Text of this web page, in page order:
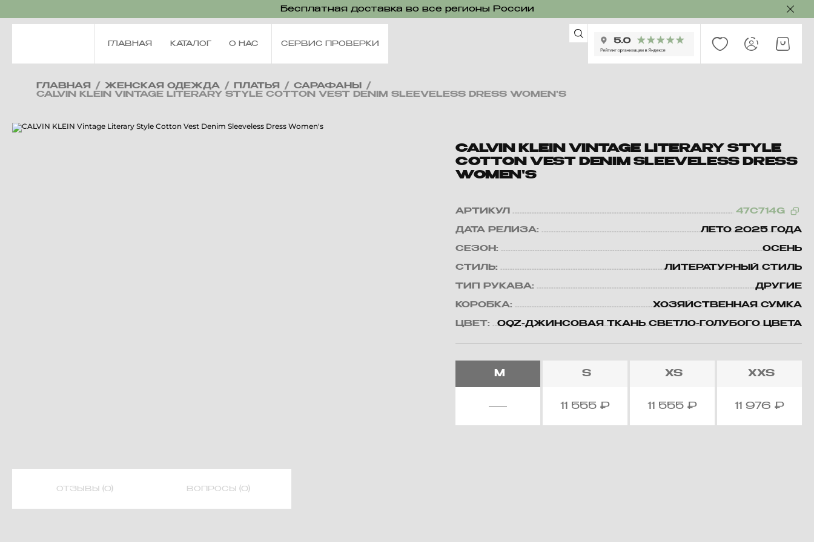
Бесплатная доставка во все регионы России
ГЛАВНАЯ КАТАЛОГ О НАС СЕРВИС ПРОВЕРКИ
ГЛАВНАЯ / ЖЕНСКАЯ ОДЕЖДА / ПЛАТЬЯ / САРАФАНЫ
/
CALVIN KLEIN VINTAGE LITERARY STYLE COTTON VEST DENIM SLEEVELESS DRESS WOMEN'S
CALVIN KLEIN VINTAGE LITERARY STYLE
COTTON VEST DENIM SLEEVELESS DRESS
WOMEN'S
АРТИКУЛ 47C714G
ДАТА РЕЛИЗА: ЛЕТО 2025 ГОДА
СЕЗОН: ОСЕНЬ
СТИЛЬ: ЛИТЕРАТУРНЫЙ СТИЛЬ
ТИП РУКАВА: ДРУГИЕ
КОРОБКА: ХОЗЯЙСТВЕННАЯ СУМКА
ЦВЕТ: 0QZ-ДЖИНСОВАЯ ТКАНЬ СВЕТЛО-ГОЛУБОГО ЦВЕТА
M S
11 555₽
XS
11 555₽
XXS
11 976 ₽
ОТЗЫВЫ (0) ВОПРОСЫ (0)